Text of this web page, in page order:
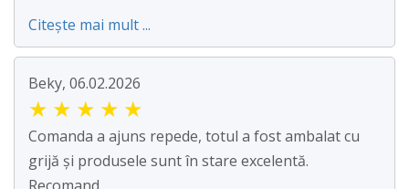
Citește mai mult ...
Beky, 06.02.2026
★ ★ ★ ★ ★
Comanda a ajuns repede, totul a fost ambalat cu
grijă și produsele sunt în stare excelentă.